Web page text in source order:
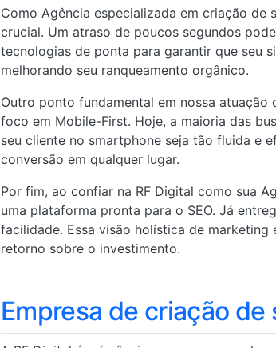
Como Agência especializada em criação de
crucial. Um atraso de poucos segundos
tecnologias de ponta para garantir que seu
melhorando seu ranqueamento orgânico.
Outro ponto fundamental em nossa
foco em Mobile-First. Hoje, a maioria das
seu cliente no smartphone seja tão fluida e
conversão em qualquer lugar.
Por fim, ao confiar na RF Digital como sua
uma plataforma pronta para o SEO. Já
facilidade. Essa visão holística de
retorno sobre o investimento.
Empresa de criação de